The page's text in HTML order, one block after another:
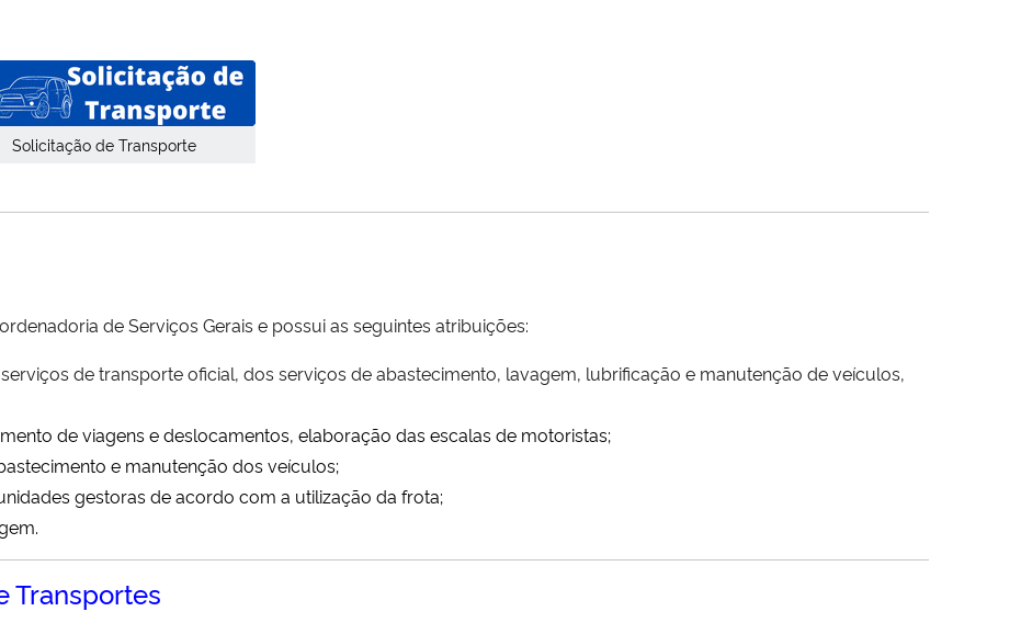
Solicitação de Transporte
de Serviços Gerais e possui as seguintes atribuições:
de transporte oficial, dos serviços de abastecimento, lavagem, lubrificação e manutenção de veículos,
de viagens e deslocamentos, elaboração das escalas de motoristas;
e manutenção dos veículos;
gestoras de acordo com a utilização da frota;
Transportes